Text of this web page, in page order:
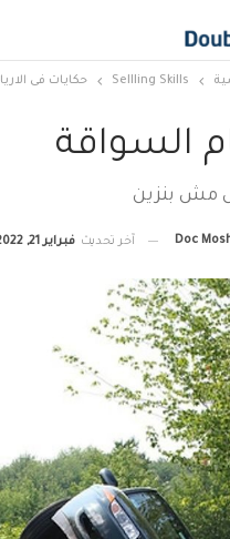
Sellling Skills حكايات فى الاريا
السواقة
مش بنزين
Doc آخر تحديث فبراير 21, 2022